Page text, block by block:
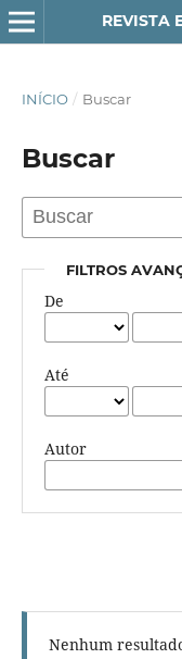
REVISTA
INÍCIO / Buscar
Buscar
FILTROS
De
Até
Autor
Nenhum